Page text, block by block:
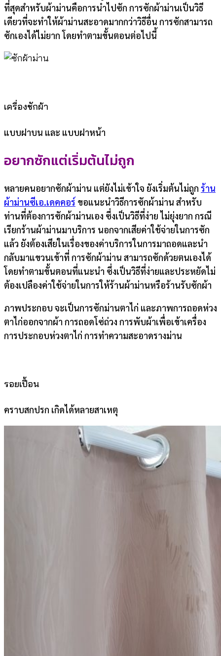
ที่สุดสำหรับผ้าม่านคือการนำไปซัก การซักผ้าม่านเป็นวิธี
เดียวที่จะทำให้ผ้าม่านสะอาดมากกว่าวิธีอื่น การซักสามารถ
ซักเองได้ไม่ยาก โดยทำตามขั้นตอนต่อไปนี้
เครื่องซักผ้า
แบบฝาบน และ แบบฝาหน้า
อยากซักแต่เริ่มต้นไม่ถูก
หลายคนอยากซักผ้าม่าน แต่ยังไม่เข้าใจ ยังเริ่มต้นไม่ถูก ร้าน
ผ้าม่านซีเอ.เดคคอร์ ขอแนะนำวิธีการซักผ้าม่าน สำหรับ
ท่านที่ต้องการซักผ้าม่านเอง ซึ่งเป็นวิธีที่ง่าย ไม่ยุ่งยาก กรณี
เรียกร้านผ้าม่านมาบริการ นอกจากเสียค่าใช้จ่ายในการซัก
แล้ว ยังต้องเสียในเรื่องของค่าบริการในการมาถอดและนำ
กลับมาแขวนเข้าที่ การซักผ้าม่าน สามารถซักด้วยตนเองได้
โดยทำตามขั้นตอนที่แนะนำ ซึ่งเป็นวิธีที่ง่ายและประหยัดไม่
ต้องเปลืองค่าใช้จ่ายในการให้ร้านผ้าม่านหรือร้านรับซักผ้า
ภาพประกอบ จะเป็นการซักม่านตาไก่ และภาพการถอดห่วง
ตาไก่ออกจากผ้า การถอดโซ่ถ่วง การพับผ้าเพื่อเข้าเครื่อง
การประกอบห่วงตาไก่ การทำความสะอาดรางม่าน
รอยเปื้อน
คราบสกปรก เกิดได้หลายสาเหตุ